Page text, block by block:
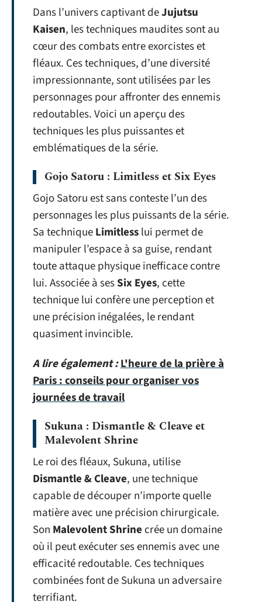
Dans l’univers captivant deJujutsu
Kaisen, les techniques maudites sont au
cœur des combats entre exorcistes et
fléaux. Ces techniques, d’une diversité
impressionnante, sont utilisées par les
personnages pour affronter des ennemis
redoutables. Voici un aperçu des
techniques les plus puissantes et
emblématiques de la série.
Gojo Satoru : Limitless et Six Eyes
Gojo Satoru est sans conteste l’un des
personnages les plus puissants de la série.
Sa techniqueLimitlesslui permet de
manipuler l’espace à sa guise, rendant
toute attaque physique inefficace contre
lui. Associée à sesSix Eyes, cette
technique lui confère une perception et
une précision inégalées, le rendant
quasiment invincible.
A lire également :L'heure de la prière à
Paris : conseils pour organiser vos
journées de travail
Sukuna : Dismantle & Cleave et
Malevolent Shrine
Le roi des fléaux, Sukuna, utilise
Dismantle & Cleave, une technique
capable de découper n’importe quelle
matière avec une précision chirurgicale.
Son Malevolent Shrine crée un domaine
où il peut exécuter ses ennemis avec une
efficacité redoutable. Ces techniques
combinées font de Sukuna un adversaire
terrifiant.